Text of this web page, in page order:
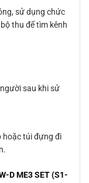
sử dụng chức
thu để tìm kênh
sau khi sử
hoặc túi đựng đi
D ME3 SET (S1-